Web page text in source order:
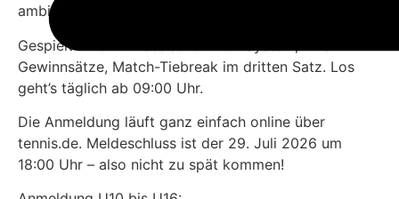
ambitioniertes Niveau und starke Konkurrenz.
Gespielt wird im klassischen K.O.-System, zwei
Gewinnsätze, Match-Tiebreak im dritten Satz. Los
geht’s täglich ab 09:00 Uhr.
Die Anmeldung läuft ganz einfach online über
tennis.de. Meldeschluss ist der 29. Juli 2026 um
18:00 Uhr – also nicht zu spät kommen!